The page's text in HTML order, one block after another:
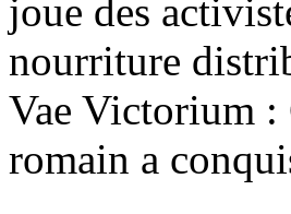
joue des
nourriture
Vae Victorium :
romain a